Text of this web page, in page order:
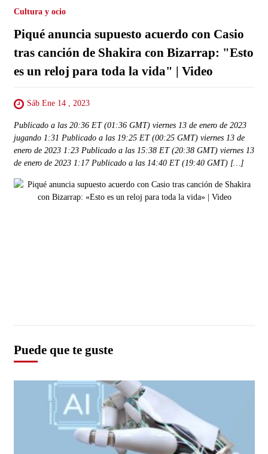
Cultura y ocio
Piqué anuncia supuesto acuerdo con Casio
tras canción de Shakira con Bizarrap: "Esto
es un reloj para toda la vida" | Video
Sáb Ene 14 , 2023
Publicado a las 20:36 ET (01:36 GMT) viernes 13 de enero de 2023
jugando 1:31 Publicado a las 19:25 ET (00:25 GMT) viernes 13 de
enero de 2023 1:23 Publicado a las 15:38 ET (20:38 GMT) viernes 13
de enero de 2023 1:17 Publicado a las 14:40 ET (19:40 GMT) […]
Puede que te guste